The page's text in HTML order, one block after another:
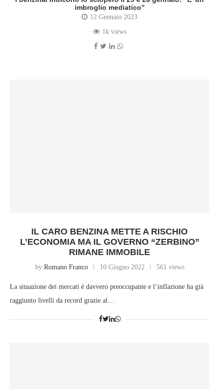
imbroglio mediatico”
12 Gennaio 2023
1k views
IL CARO BENZINA METTE A RISCHIO
L’ECONOMIA MA IL GOVERNO “ZERBINO”
RIMANE IMMOBILE
by Romano Franco 10 Giugno 2022 561 views
La situazione dei mercati è davvero preoccupante e l’inflazione ha già
raggiunto livelli da record grazie al…